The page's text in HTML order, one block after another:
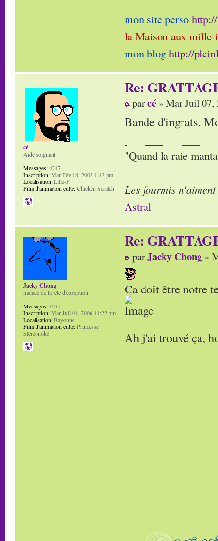
mon site perso
la Maison aux mille
mon blog http://
Re:
parcé » Mar Juil 07,
Bande d'ingrats.
"Quand la raie
Les fourmis
Astral
cé
Aide soignant
Messages:4747
Inscription:Mar Fév 18, 2003 1:43 pm
Localisation:Lille-F
Film d'animation culte:Chicken Scratch
Re:
parJacky Chong »
Ca doit être notre
Ah j'ai trouvé ça,
Jacky Chong
malade de la tête d'exception
Messages: 1917
Inscription:Mar Juil 04, 2006 11:22 pm
Localisation:Bayonne
Film d'animation culte:Princesse
Stéréonoké